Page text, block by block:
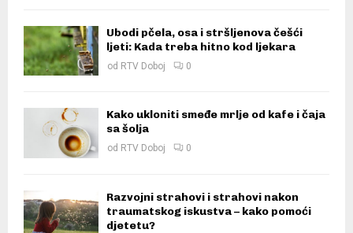
Ubodi pčela, osa i stršljenova češći
ljeti: Kada treba hitno kod ljekara
od RTV Doboj 0
Kako ukloniti smeđe mrlje od kafe i čaja
sa šolja
od RTV Doboj 0
Razvojni strahovi i strahovi nakon
traumatskog iskustva – kako pomoći
djetetu?